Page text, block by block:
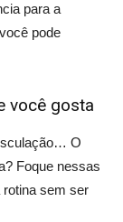
para a
pode
você gosta
O
Foque nessas
sem ser